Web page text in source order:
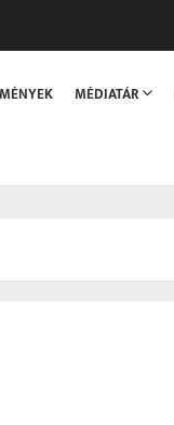
MÉDIATÁR